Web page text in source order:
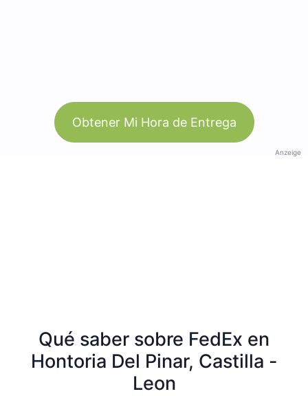
Obtener Mi Hora de Entrega
Anzeige
Qué saber sobre FedEx en
Hontoria Del Pinar, Castilla -
Leon